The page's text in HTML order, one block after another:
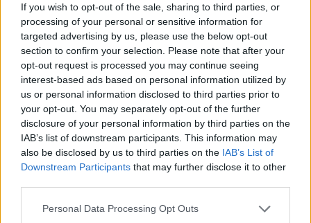
If you wish to opt-out of the sale, sharing to third parties, or
processing of your personal or sensitive information for
targeted advertising by us, please use the below opt-out
section to confirm your selection. Please note that after your
opt-out request is processed you may continue seeing
interest-based ads based on personal information utilized by
us or personal information disclosed to third parties prior to
your opt-out. You may separately opt-out of the further
disclosure of your personal information by third parties on the
IAB’s list of downstream participants. This information may
also be disclosed by us to third parties on the IAB’s List of
Downstream Participants that may further disclose it to other
Personal Data Processing Opt Outs
Idaho alcanzase un acuerdo por un año con los
propietarios del Century Link Arena en la ciudad de
Boise.
La fundación de los Stampede se remonta a 2001
aunque no fue hasta2006 cuando se unieron a la D-
League , formando parte de la ya extintaContinental
Basketball Associationhasta ese momento.
Desde entonces, el mayor logro conseguido por el
equipo es elcampeonato de 2008,además de haber